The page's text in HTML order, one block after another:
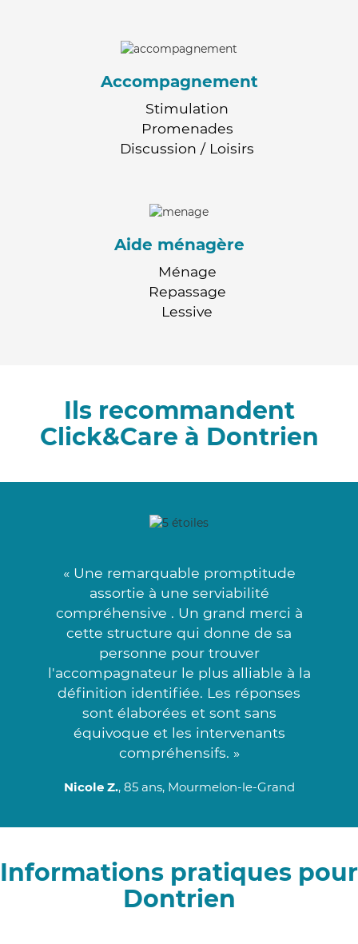
Accompagnement
Stimulation
Promenades
Discussion / Loisirs
Aide ménagère
Ménage
Repassage
Lessive
Ils recommandent
Click&Care à Dontrien
« Une remarquable promptitude
assortie à une serviabilité
compréhensive . Un grand merci à
cette structure qui donne de sa
personne pour trouver
l'accompagnateur le plus alliable à la
définition identifiée. Les réponses
sont élaborées et sont sans
équivoque et les intervenants
compréhensifs. »
Nicole Z., 85 ans, Mourmelon-le-Grand
Informations pratiques pour
Dontrien